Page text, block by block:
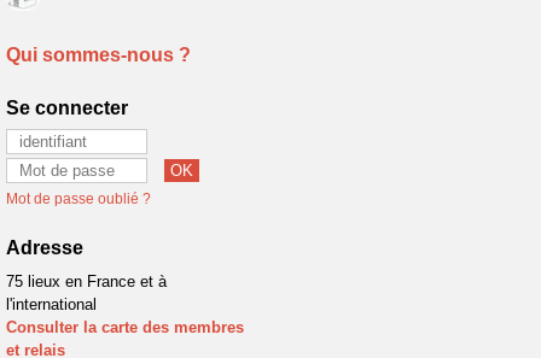
Qui sommes-nous ?
Se connecter
Mot de passe oublié ?
Adresse
75 lieux en France et à
l'international
Consulter la carte des membres
et relais